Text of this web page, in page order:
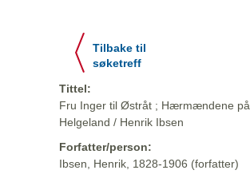
Tilbake til
søketreff
Tittel:
Fru Inger til Østråt ; Hærmændene på
Helgeland / Henrik Ibsen
Forfatter/person:
Ibsen, Henrik, 1828-1906 (forfatter)